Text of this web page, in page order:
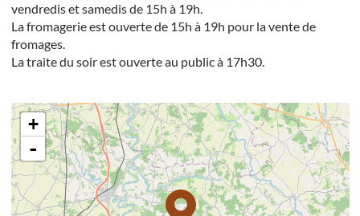
vendredis et samedis de 15h à 19h.
La fromagerie est ouverte de 15h à 19h pour la vente de
fromages.
La traite du soir est ouverte au public à 17h30.
+
-